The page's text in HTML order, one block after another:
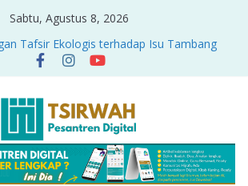
Sabtu, Agustus 8, 2026
Tafsir Ekologis terhadap Isu Tambang
Ampat
RELASI KUASA-IDIOLOGI PADA TAFSIR
dan Privasi dalam Al-Qur’an: “Ketika
Soal Curhat di Sosmed”
Fatherless, Kisah Lukman Menjadi